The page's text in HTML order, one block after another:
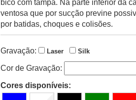
bico com tampa. Na parte inferior da
ventosa que por sucção previne
por batidas, choques e colisões.
Gravação: Laser Silk
Cor de Gravação:
Cores disponíveis: